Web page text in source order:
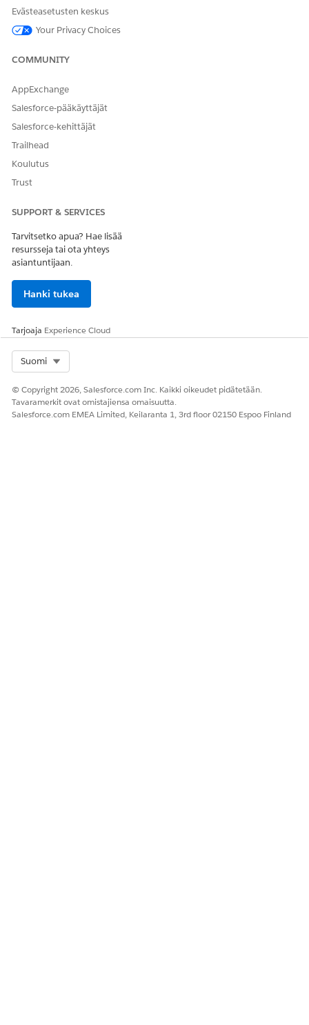
RATKAISIKO TÄMÄ ARTIKKELI ONGELMASI?
Evästeasetusten keskus
Your Privacy Choices
COMMUNITY
AppExchange
Salesforce-pääkäyttäjät
Salesforce-kehittäjät
Trailhead
Koulutus
Trust
SUPPORT & SERVICES
Tarvitsetko apua? Hae lisää
resursseja tai ota yhteys
asiantuntijaan.
Hanki tukea
Tarjoaja Experience Cloud
Suomi
© Copyright 2026, Salesforce.com Inc. Kaikki oikeudet pidätetään.
Tavaramerkit ovat omistajiensa omaisuutta.
Salesforce.com EMEA Limited, Keilaranta 1, 3rd floor 02150 Espoo Finland